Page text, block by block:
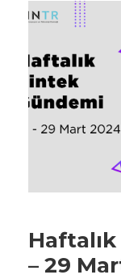
– 29